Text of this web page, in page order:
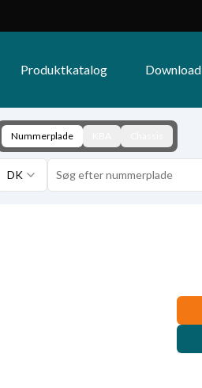
Produktkatalog Download
Nummerplade
DK